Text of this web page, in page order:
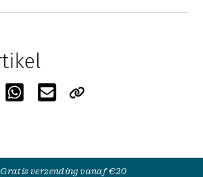
Gratis verzending vanaf €20